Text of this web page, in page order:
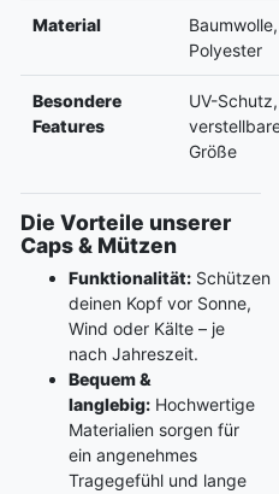
Material
Baumwolle,
Polyester
Besondere
Features
UV-Schutz,
Größe
Die Vorteile unserer
Caps & Mützen
Funktionalität:Schützen
deinen Kopf vor Sonne,
Wind oder Kälte – je
nach Jahreszeit.
Bequem &
langlebig:Hochwertige
Materialien sorgen für
ein angenehmes
Tragegefühl und lange